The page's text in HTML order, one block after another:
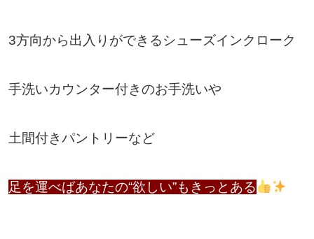
3方向から出入りができるシューズインクローク
手洗いカウンター付きのお手洗いや
土間付きパントリーなど
足を運べばあなたの“欲しい”もきっとある